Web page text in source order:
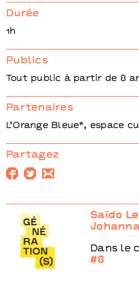
Saïdo
Dans le
#8
Durée
1h
Publics
Tout public à partir de 8
Partenaires
L’Orange Bleue*, espace
Partagez